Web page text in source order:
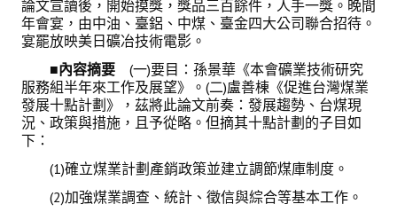
論文宣讀後，開始摸獎，獎品三百餘件，人手一獎。晚間
年會宴，由中油、臺鋁、中煤、臺金四大公司聯合招待。
宴罷放映美日礦冶技術電影。
■內容摘要 (一)要目：孫景華《本會礦業技術研究
服務組半年來工作及展望》。(二)盧善棟《促進台灣煤業
發展十點計劃》，茲將此論文前奏：發展趨勢、台煤現
況、政策與措施，且予從略。但摘其十點計劃的子目如
下：
(1)確立煤業計劃產銷政策並建立調節煤庫制度。
(2)加強煤業調查、統計、徵信與綜合等基本工作。